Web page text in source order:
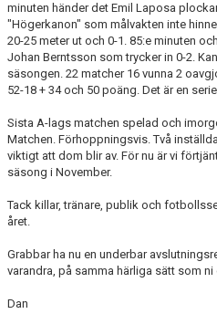
minuten händer det Emil Laposa
"Högerkanon" som målvakten inte
20-25 meter ut och 0-1. 85:e minuten
Johan Berntsson som trycker in 0-2.
säsongen. 22 matcher 16 vunna 2
52-18 + 34 och 50 poäng. Det är en
Sista A-lags matchen spelad och
Matchen. Förhoppningsvis. Två
viktigt att dom blir av. För nu är vi
säsong i November.
Tack killar, tränare, publik och
året.
Grabbar ha nu en underbar
varandra, på samma härliga sätt som
Dan